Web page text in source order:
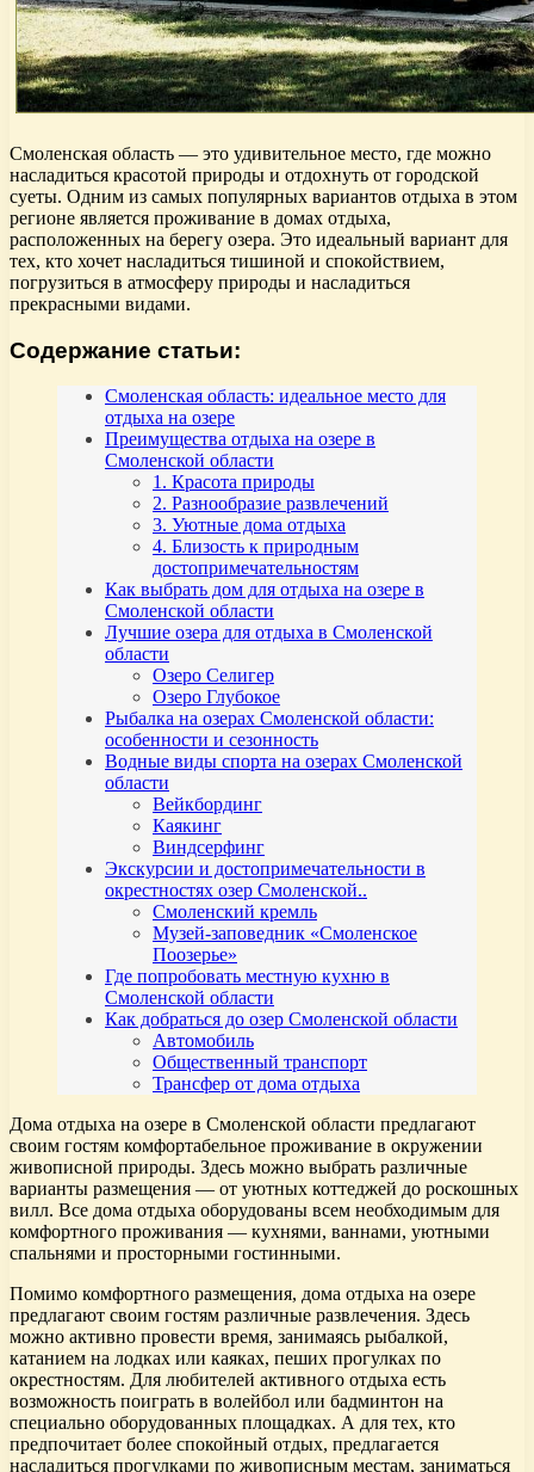
Смоленская область — это удивительное место, где можно
насладиться красотой природы и отдохнуть от городской
суеты. Одним из самых популярных вариантов отдыха в этом
регионе является проживание в домах отдыха,
расположенных на берегу озера. Это идеальный вариант для
тех, кто хочет насладиться тишиной и спокойствием,
погрузиться в атмосферу природы и насладиться
прекрасными видами.
Содержание статьи:
Смоленская область: идеальное место для
отдыха на озере
Преимущества отдыха на озере в
Смоленской области
1. Красота природы
2. Разнообразие развлечений
3. Уютные дома отдыха
4. Близость к природным
достопримечательностям
Как выбрать дом для отдыха на озере в
Смоленской области
Лучшие озера для отдыха в Смоленской
области
Озеро Селигер
Озеро Глубокое
Рыбалка на озерах Смоленской области:
особенности и сезонность
Водные виды спорта на озерах Смоленской
области
Вейкбординг
Каякинг
Виндсерфинг
Экскурсии и достопримечательности в
окрестностях озер Смоленской..
Смоленский кремль
Музей-заповедник «Смоленское
Поозерье»
Где попробовать местную кухню в
Смоленской области
Как добраться до озер Смоленской области
Автомобиль
Общественный транспорт
Трансфер от дома отдыха
Дома отдыха на озере в Смоленской области предлагают
своим гостям комфортабельное проживание в окружении
живописной природы. Здесь можно выбрать различные
варианты размещения — от уютных коттеджей до роскошных
вилл. Все дома отдыха оборудованы всем необходимым для
комфортного проживания — кухнями, ваннами, уютными
спальнями и просторными гостинными.
Помимо комфортного размещения, дома отдыха на озере
предлагают своим гостям различные развлечения. Здесь
можно активно провести время, занимаясь рыбалкой,
катанием на лодках или каяках, пеших прогулках по
окрестностям. Для любителей активного отдыха есть
возможность поиграть в волейбол или бадминтон на
специально оборудованных площадках. А для тех, кто
предпочитает более спокойный отдых, предлагается
насладиться прогулками по живописным местам, заниматься